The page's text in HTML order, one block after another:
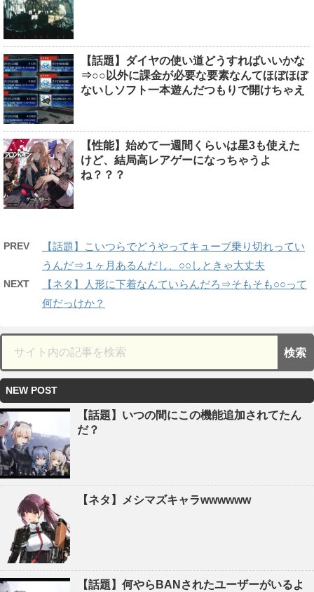
【話題】ダイヤの使い道どうすればいいかな
⇒○○以外に課金が必要な要素なんてほぼほぼ
ないしソフト一本遊んだつもりで開けちゃえ
【性能】始めて一週間くらいは星3も使えた
けど、結局高レアゲーになっちゃうよ
ね？？？
PREV
【話題】こいつらでどうやってキューブ乗り切れってい
うんだ⇒１ヶ月あるんだし、○○しときゃ大丈夫
NEXT
【ネタ】人形に下着なんていらんだろ⇒そもそも○○って
何だっけか？
NEW POST
【話題】いつの間にこの機能追加されてたん
だ？
【ネタ】メシマズキャラwwwwww
【話題】何やらBANされたユーザーがいるよ